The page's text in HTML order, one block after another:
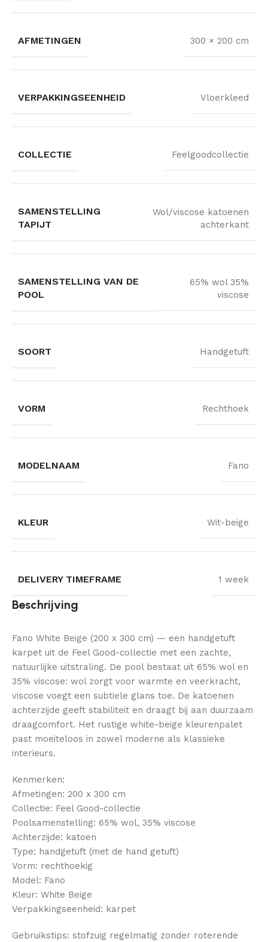
AFMETINGEN 300 × 200 cm
VERPAKKINGSEENHEID Vloerkleed
COLLECTIE Feelgoodcollectie
SAMENSTELLING
TAPIJT
Wol/viscose katoenen
achterkant
SAMENSTELLING VAN DE
POOL
65% wol 35%
viscose
SOORT Handgetuft
VORM Rechthoek
MODELNAAM Fano
KLEUR Wit-beige
DELIVERY TIMEFRAME 1 week
Beschrijving
Fano White Beige (200 x 300 cm) — een handgetuft
karpet uit de Feel Good-collectie met een zachte,
natuurlijke uitstraling. De pool bestaat uit 65% wol en
35% viscose: wol zorgt voor warmte en veerkracht,
viscose voegt een subtiele glans toe. De katoenen
achterzijde geeft stabiliteit en draagt bij aan duurzaam
draagcomfort. Het rustige white-beige kleurenpalet
past moeiteloos in zowel moderne als klassieke
interieurs.
Kenmerken:
Afmetingen: 200 x 300 cm
Collectie: Feel Good-collectie
Poolsamenstelling: 65% wol, 35% viscose
Achterzijde: katoen
Type: handgetuft (met de hand getuft)
Vorm: rechthoekig
Model: Fano
Kleur: White Beige
Verpakkingseenheid: karpet
Gebruikstips: stofzuig regelmatig zonder roterende